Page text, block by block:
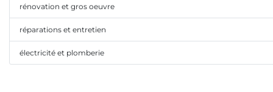
rénovation et gros oeuvre
réparations et entretien
électricité et plomberie